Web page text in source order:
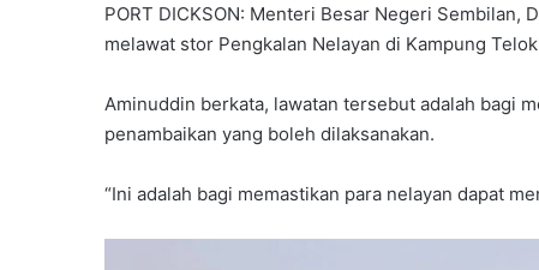
PORT DICKSON: Menteri Besar Negeri Sembilan,
melawat stor Pengkalan Nelayan di Kampung
Aminuddin berkata, lawatan tersebut adalah bagi
penambaikan yang boleh dilaksanakan.
“Ini adalah bagi memastikan para nelayan dapat